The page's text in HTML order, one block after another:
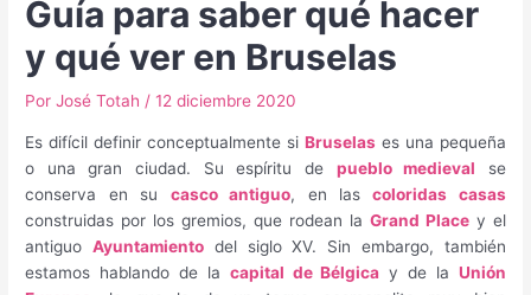
Guía para saber qué hacer
y qué ver en Bruselas
PorJosé Totah/12 diciembre 2020
Es difícil definir conceptualmente si Bruselas es una pequeña
o una gran ciudad. Su espíritu de pueblo medieval se
conserva en su casco antiguo, en lascoloridas casas
construidas por los gremios, que rodean la Grand Placey el
antiguo Ayuntamientodel siglo XV. Sin embargo, también
estamos hablando de la capital de Bélgica y de la Unión